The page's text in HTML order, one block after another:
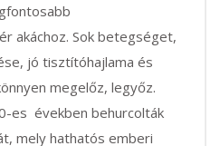
akáchoz. Sok betegséget,
jó tisztítóhajlama és
megelőz, legyőz.
es években behurcolták
mely hathatós emberi